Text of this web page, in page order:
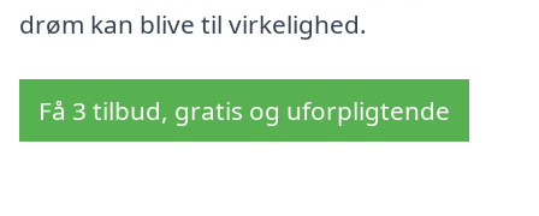
drøm kan blive til virkelighed.
Få 3 tilbud, gratis og uforpligtende